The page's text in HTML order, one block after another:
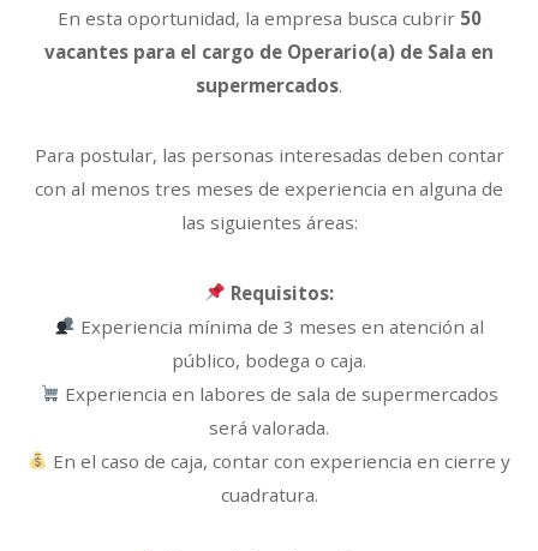
En esta oportunidad, la empresa busca cubrir 50
vacantes para el cargo de Operario(a) de Sala en
supermercados.
Para postular, las personas interesadas deben contar
con al menos tres meses de experiencia en alguna de
las siguientes áreas:
Requisitos:
Experiencia mínima de 3 meses en atención al
público, bodega o caja.
Experiencia en labores de sala de supermercados
será valorada.
En el caso de caja, contar con experiencia en cierre y
cuadratura.